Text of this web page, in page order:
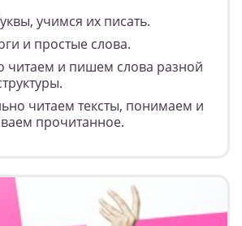
учимся их писать.
и простые слова.
читаем и пишем слова разной
читаем тексты, понимаем и
прочитанное.